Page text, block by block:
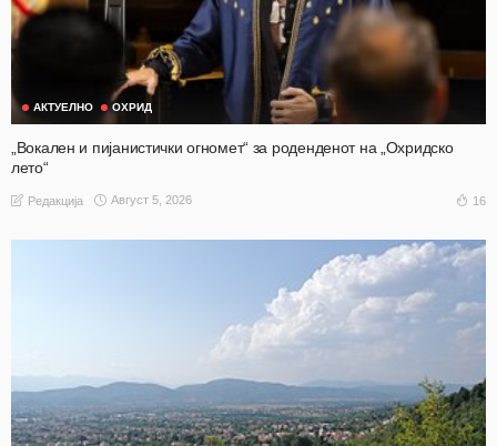
АКТУЕЛНО ОХРИД
„Вокален и пијанистички огномет“ за роденденот на „Охридско
лето“
Редакција Август 5, 2026 16